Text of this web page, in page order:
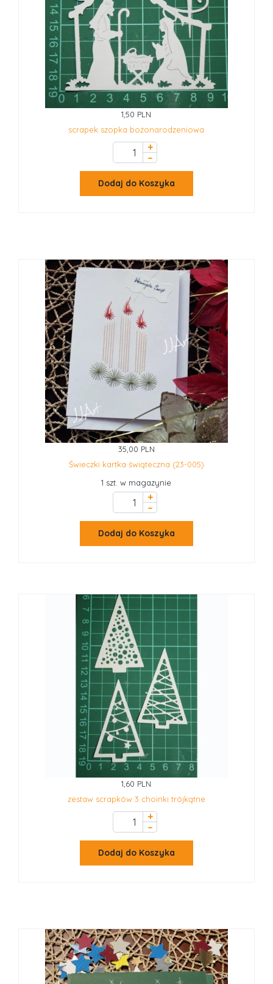
1,50 PLN
scrapek szopka bożonarodzeniowa
+
–
Dodaj do Koszyka
35,00 PLN
Świeczki kartka świąteczna (23-005)
1 szt. w magazynie
+
–
Dodaj do Koszyka
1,60 PLN
zestaw scrapków 3 choinki trójkątne
+
–
Dodaj do Koszyka